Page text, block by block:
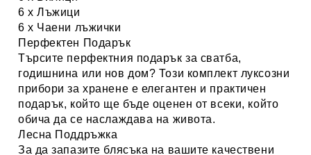
6 x Лъжици
6 x Чаени лъжички
Перфектен Подарък
Търсите перфектния подарък за сватба,
годишнина или нов дом? Този комплект луксозни
прибори за хранене е елегантен и практичен
подарък, който ще бъде оценен от всеки, който
обича да се наслаждава на живота.
Лесна Поддръжка
За да запазите блясъка на вашите качествени